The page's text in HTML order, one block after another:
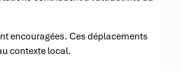
encouragées. Ces déplacements
contexte local.